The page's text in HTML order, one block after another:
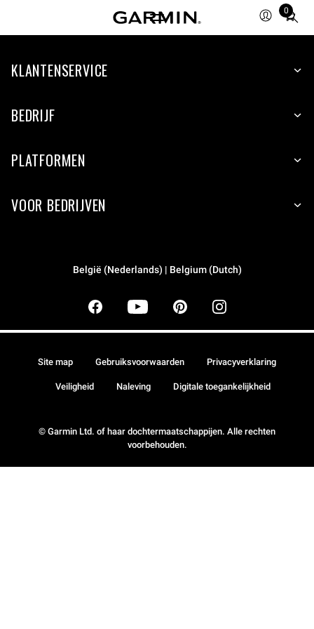
0
Total
items
cart:
KLANTENSERVICE
BEDRIJF
PLATFORMEN
VOOR BEDRIJVEN
België (Nederlands) | Belgium (Dutch)
© Garmin Ltd. of haar dochtermaatschappijen. Alle rechten
voorbehouden.
Site map Gebruiksvoorwaarden Privacyverklaring
Veiligheid Naleving Digitale toegankelijkheid